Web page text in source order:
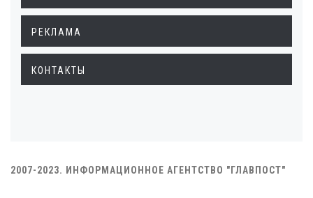
РЕКЛАМА
КОНТАКТЫ
2007-2023. ИНФОРМАЦИОННОЕ АГЕНТСТВО "ГЛАВПОСТ"